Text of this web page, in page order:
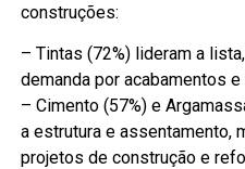
construções:
– Tintas (72%) lideram a
demanda por acabamentos
– Cimento (57%) e
a estrutura e assentamento,
projetos de construção e